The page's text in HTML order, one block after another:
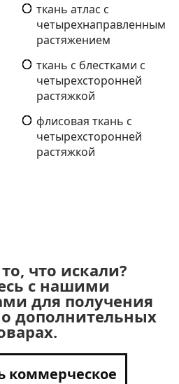
ткань атлас с
четырехнаправленным
растяжением
ткань с блестками с
четырехсторонней
растяжкой
флисовая ткань с
четырехсторонней
растяжкой
что искали?
с нашими
для получения
дополнительных
коммерческое